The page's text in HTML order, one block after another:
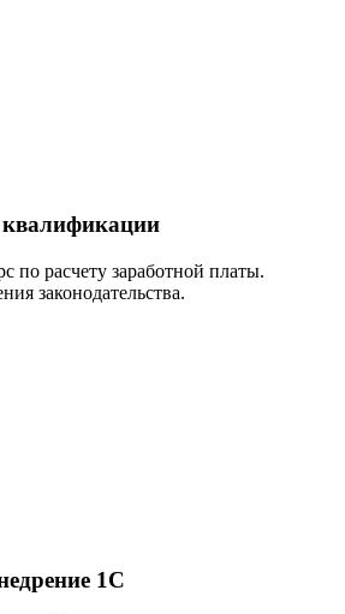
по расчету заработной платы.
законодательства.
1С